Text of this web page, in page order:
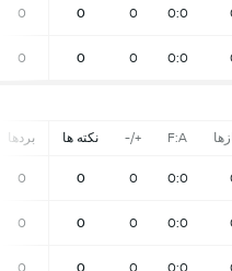
0:0
0
0
0
0:0
0
0
0
F:A
+/- نکته ها بردها
0:0
0
0
0
0:0
0
0
0
0:0
0
0
0